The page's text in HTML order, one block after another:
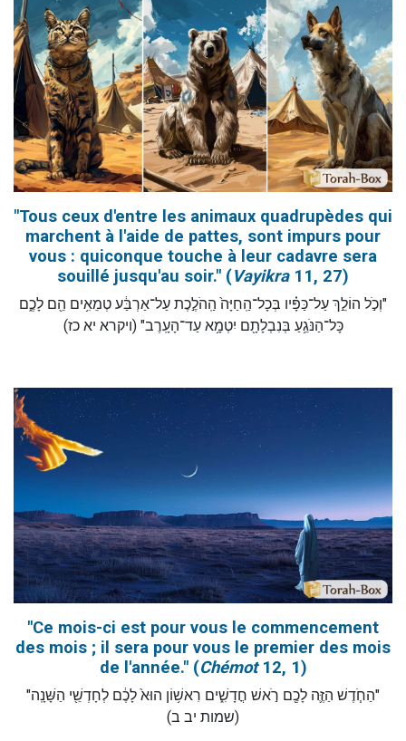
"Tous ceux d'entre les animaux quadrupèdes qui
marchent à l'aide de pattes, sont impurs pour
vous : quiconque touche à leur cadavre sera
souillé jusqu'au soir." (Vayikra11, 27)
"וְכֹ֣ל הוֹלֵ֣ךְ עַל־כַּפָּ֗יו בְּכָל־הַֽחַיָּה֙ הַֽהֹלֶ֣כֶת עַל־אַרְבַּ֔ע טְמֵאִ֥ים הֵ֖ם לָכֶ֑ם
כָּל־הַנֹּגֵ֥עַ בְּנִבְלָתָ֖ם יִטְמָ֥א עַד־הָעָֽרֶב" (ויקרא יא כז)
"Ce mois-ci est pour vous le commencement
des mois ; il sera pour vous le premier des mois
de l'année." (Chémot12, 1)
"הַחֹ֧דֶשׁ הַזֶּ֛ה לָכֶ֖ם רֹ֣אשׁ חֳדָשִׁ֑ים רִאשׁ֥וֹן הוּא֙ לָכֶ֔ם לְחָדְשֵׁ֖י הַשָּׁנָֽה"
(שמות יב ב)